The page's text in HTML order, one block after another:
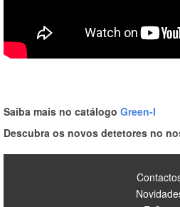
Saiba mais no catálogo Green-I
Descubra os novos detetores no